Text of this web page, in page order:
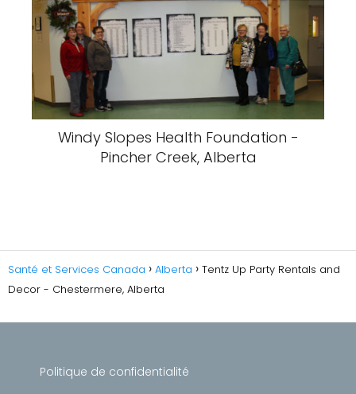
Windy Slopes Health Foundation -
Pincher Creek, Alberta
Santé et Services Canada Alberta
Tentz Up Party Rentals and
Decor - Chestermere, Alberta
Politique de confidentialité